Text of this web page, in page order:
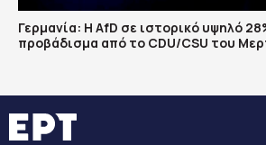
Γερμανία: Η AfD σε ιστορικό υψηλό
προβάδισμα από το CDU/CSU του